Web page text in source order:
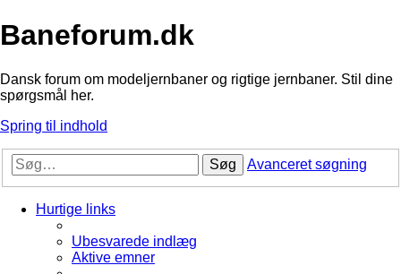
Baneforum.dk
Dansk forum om modeljernbaner og rigtige jernbaner. Stil dine
spørgsmål her.
Spring til indhold
Søg Avanceret søgning
Hurtige links
Ubesvarede indlæg
Aktive emner